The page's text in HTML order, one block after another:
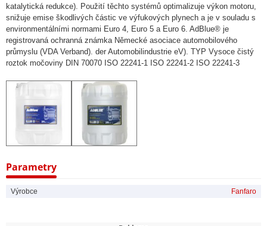
katalytická redukce). Použití těchto systémů optimalizuje výkon motoru,
snižuje emise škodlivých částic ve výfukových plynech a je v souladu s
environmentálními normami Euro 4, Euro 5 a Euro 6. AdBlue® je
registrovaná ochranná známka Německé asociace automobilového
průmyslu (VDA Verband). der Automobilindustrie eV). TYP Vysoce čistý
roztok močoviny DIN 70070 ISO 22241-1 ISO 22241-2 ISO 22241-3
Parametry
Výrobce Fanfaro